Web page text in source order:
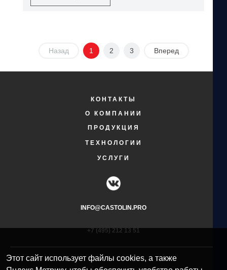
Назад 1 2 3 Вперед
КОНТАКТЫ
О КОМПАНИИ
ПРОДУКЦИЯ
ТЕХНОЛОГИИ
УСЛУГИ
INFO@CASTOLIN.PRO
+7 (495) 212 13 51​
Этот сайт использует файлы cookies, а также